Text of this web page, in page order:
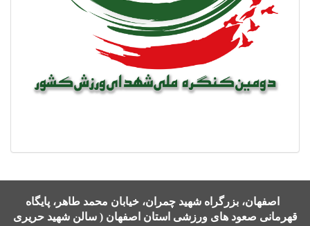
اصفهان، بزرگراه شهید چمران، خیابان محمد طاهر، پایگاه
قهرمانی صعود های ورزشی استان اصفهان ( سالن شهید حریری